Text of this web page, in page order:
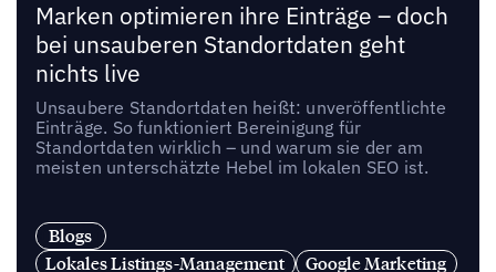
Marken optimieren ihre Einträge – doch
bei unsauberen Standortdaten geht
nichts live
Unsaubere Standortdaten heißt: unveröffentlichte
Einträge. So funktioniert Bereinigung für
Standortdaten wirklich – und warum sie der am
meisten unterschätzte Hebel im lokalen SEO ist.
Blogs
Lokales Listings-Management
Google Marketing